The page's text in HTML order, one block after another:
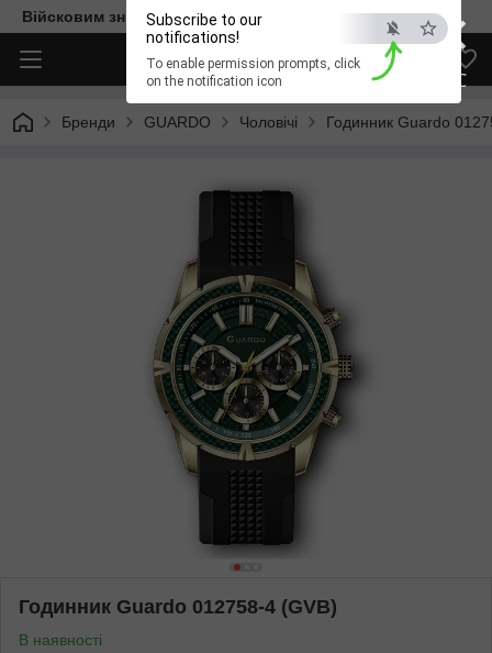
×
ESC
Subscribe to our
notifications!
To enable permission prompts, click
on the notification icon
Війсковим знижка -15%. Безкоштовна доставка
Бренди GUARDO Чоловічі Годинник Guardo
Годинник Guardo 012758-4 (GVB)
В наявності